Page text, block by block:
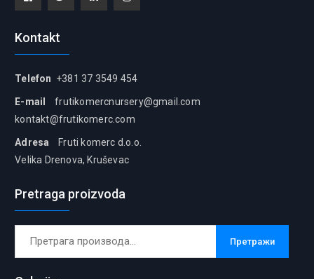
Kontakt
Telefon +381 37 3549 454
E-mail
frutikomercnursery@gmail.com
kontakt@frutikomerc.com
Adresa Fruti komerc d.o.o.
Velika Drenova, Kruševac
Pretraga proizvoda
Претрага
Претражи